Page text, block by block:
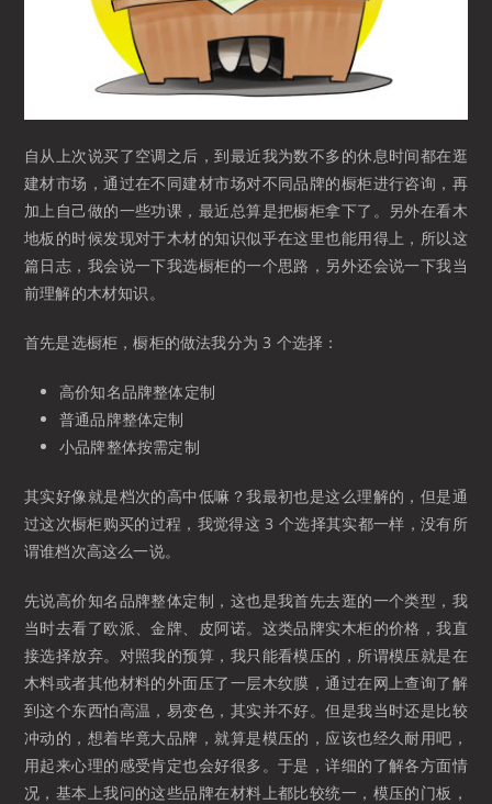
自从上次说买了空调之后，到最近我为数不多的休息时间都在逛
建材市场，通过在不同建材市场对不同品牌的橱柜进行咨询，再
加上自己做的一些功课，最近总算是把橱柜拿下了。另外在看木
地板的时候发现对于木材的知识似乎在这里也能用得上，所以这
篇日志，我会说一下我选橱柜的一个思路，另外还会说一下我当
前理解的木材知识。
首先是选橱柜，橱柜的做法我分为 3 个选择：
高价知名品牌整体定制
普通品牌整体定制
小品牌整体按需定制
其实好像就是档次的高中低嘛？我最初也是这么理解的，但是通
过这次橱柜购买的过程，我觉得这 3 个选择其实都一样，没有所
谓谁档次高这么一说。
先说高价知名品牌整体定制，这也是我首先去逛的一个类型，我
当时去看了欧派、金牌、皮阿诺。这类品牌实木柜的价格，我直
接选择放弃。对照我的预算，我只能看模压的，所谓模压就是在
木料或者其他材料的外面压了一层木纹膜，通过在网上查询了解
到这个东西怕高温，易变色，其实并不好。但是我当时还是比较
冲动的，想着毕竟大品牌，就算是模压的，应该也经久耐用吧，
用起来心理的感受肯定也会好很多。于是，详细的了解各方面情
况，基本上我问的这些品牌在材料上都比较统一，模压的门板，